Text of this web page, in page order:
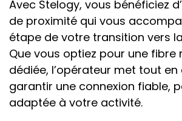
Avec Stelogy, vous bénéficiez
de proximité qui vous
étape de votre transition vers
Que vous optiez pour une fibre
dédiée, l’opérateur met tout
garantir une connexion fiable,
adaptée à votre activité.